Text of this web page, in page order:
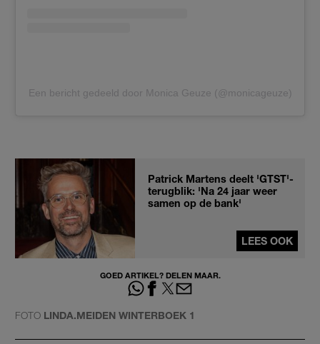
Een bericht gedeeld door Monica Geuze (@monicageuze)
Patrick Martens deelt 'GTST'-
terugblik: 'Na 24 jaar weer
samen op de bank'
LEES OOK
GOED ARTIKEL? DELEN MAAR.
FOTO LINDA.MEIDEN WINTERBOEK 1